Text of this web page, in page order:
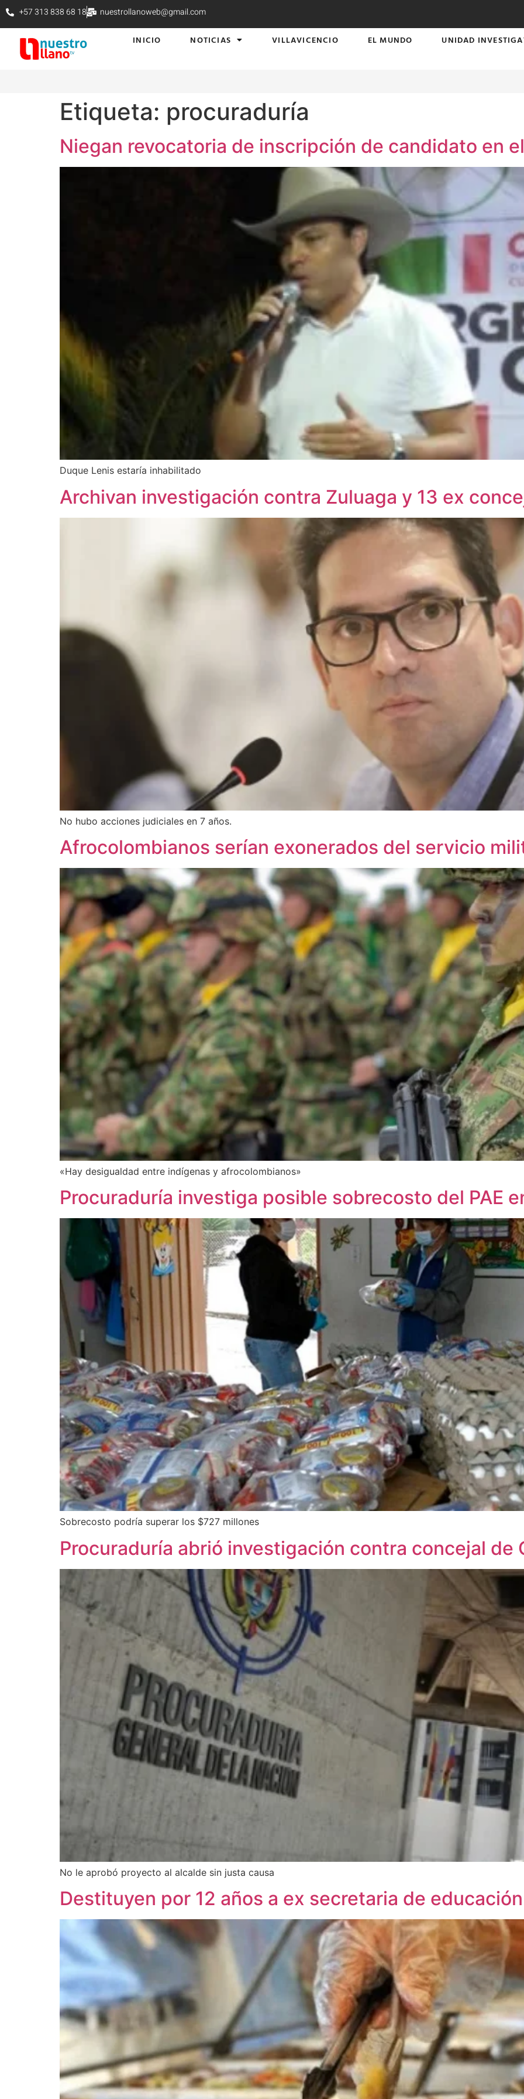
+57 313 838 68 18 nuestrollanoweb@gmail.com
INICIO NOTICIAS VILLAVICENCIO EL MUNDO UNIDAD
Etiqueta: procuraduría
Niegan revocatoria de inscripción de candidato en
Duque Lenis estaría inhabilitado
Archivan investigación contra Zuluaga y 13 ex
No hubo acciones judiciales en 7 años.
Afrocolombianos serían exonerados del servicio
«Hay desigualdad entre indígenas y afrocolombianos»
Procuraduría investiga posible sobrecosto del PAE
Sobrecosto podría superar los $727 millones
Procuraduría abrió investigación contra concejal de
No le aprobó proyecto al alcalde sin justa causa
Destituyen por 12 años a ex secretaria de